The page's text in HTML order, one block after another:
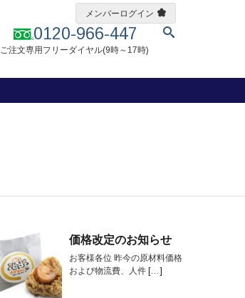
0120-966-447
ご注文専用フリーダイヤル(9時～17時)
メンバーログイン
価格改定のお知らせ
お客様各位 昨今の原材料価格
および物流費、人件 […]